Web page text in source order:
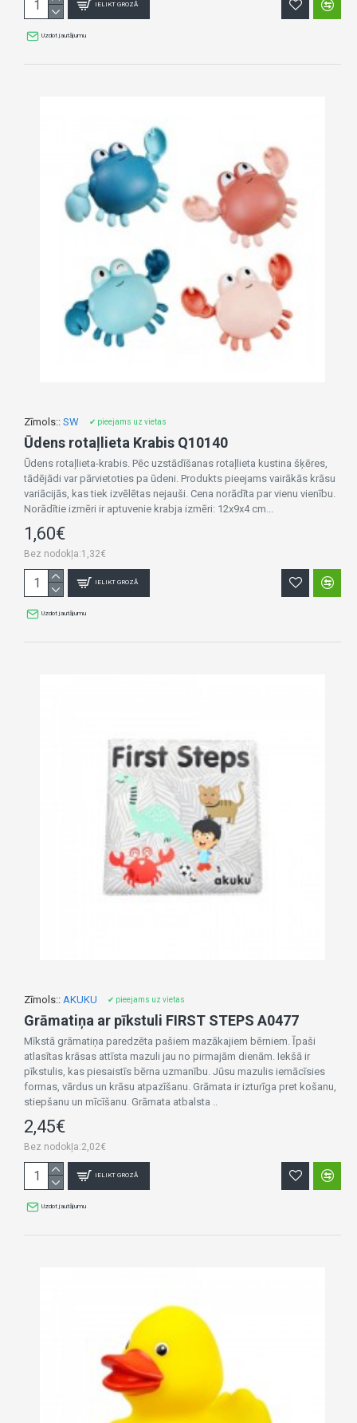
IELIKT GROZĀ
Uzdot jautājumu
Zīmols:: SW ✔ pieejams uz vietas
Ūdens rotaļlieta Krabis Q10140
Ūdens rotaļlieta-krabis. Pēc uzstādīšanas rotaļlieta kustina šķēres,
tādējādi var pārvietoties pa ūdeni. Produkts pieejams vairākās krāsu
variācijās, kas tiek izvēlētas nejauši. Cena norādīta par vienu vienību.
Norādītie izmēri ir aptuvenie krabja izmēri: 12x9x4 cm...
1,60€
Bez nodokļa:1,32€
IELIKT GROZĀ
Uzdot jautājumu
Zīmols:: AKUKU ✔ pieejams uz vietas
Grāmatiņa ar pīkstuli FIRST STEPS A0477
Mīkstā grāmatiņa paredzēta pašiem mazākajiem bērniem. Īpaši
atlasītas krāsas attīsta mazuli jau no pirmajām dienām. Iekšā ir
pīkstulis, kas piesaistīs bērna uzmanību. Jūsu mazulis iemācīsies
formas, vārdus un krāsu atpazīšanu. Grāmata ir izturīga pret košanu,
stiepšanu un mīcīšanu. Grāmata atbalsta ..
2,45€
Bez nodokļa:2,02€
IELIKT GROZĀ
Uzdot jautājumu